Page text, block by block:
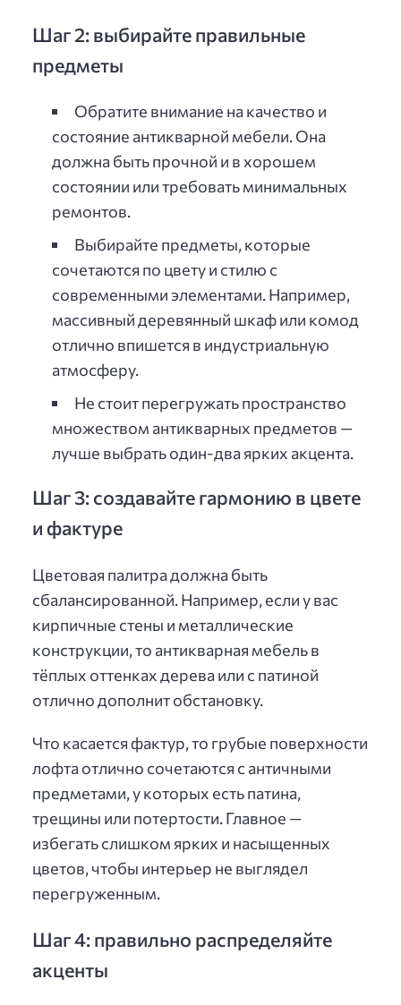
Шаг 2: выбирайте правильные
предметы
Обратите внимание на качество и
состояние антикварной мебели. Она
должна быть прочной и в хорошем
состоянии или требовать минимальных
ремонтов.
Выбирайте предметы, которые
сочетаются по цвету и стилю с
современными элементами. Например,
массивный деревянный шкаф или комод
отлично впишется в индустриальную
атмосферу.
Не стоит перегружать пространство
множеством антикварных предметов —
лучше выбрать один-два ярких акцента.
Шаг 3: создавайте гармонию в цвете
и фактуре
Цветовая палитра должна быть
сбалансированной. Например, если у вас
кирпичные стены и металлические
конструкции, то антикварная мебель в
тёплых оттенках дерева или с патиной
отлично дополнит обстановку.
Что касается фактур, то грубые поверхности
лофта отлично сочетаются с античными
предметами, у которых есть патина,
трещины или потертости. Главное —
избегать слишком ярких и насыщенных
цветов, чтобы интерьер не выглядел
перегруженным.
Шаг 4: правильно распределяйте
акценты